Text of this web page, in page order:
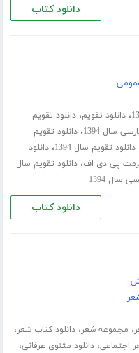
دانلود کتاب
،دانلود تقویم،دانلود تقویم
سال 1394 ،دانلود تقویم
دانلود تقویم سال 1394 ،دانلود
،دانلود تقویم سال
سال 1394
دانلود کتاب
، مجموعه شعر،دانلود کتاب شعر،
اجتماعی،دانلود مثنوی عرفانی،